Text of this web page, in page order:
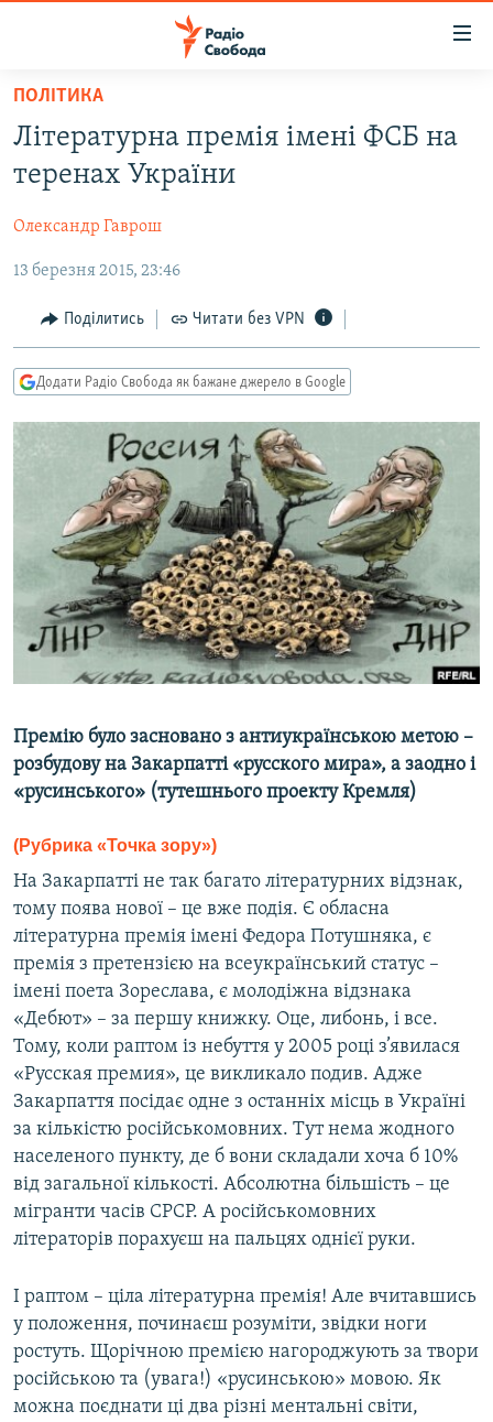
Перейти
основного
матеріалу
Перейти
до
навігації
Перейти
пошуку
ВСЕ ЗА ДОБУ
СТАТТІ
ПОЛІТИКА
ЕКОНОМІКА
СУСПІЛЬСТВО
СПОРТ
ВІЙНА
РОСІЙСЬКА «ФІЛЬТРАЦІЯ»
ДОНБАС.РЕАЛІЇ
КРИМ.РЕАЛІЇ
ТИ ЯК?
КИТАЙ.ВИКЛИКИ
МУЛЬТИМЕДІА
ФОТО
СПЕЦПРОЄКТИ
ПОДКАСТИ
УКР
КТАТ
ДОЛУЧАЙСЯ!
Усі сайти RFE/RL
ПОЛІТИКА
Літературна премія імені ФСБ на
теренах України
Олександр Гаврош
13 березня 2015, 23:46
Поділитись Читати без VPN
Додати Радіо Свобода як бажане джерело в Google
Премію було засновано з антиукраїнською метою –
розбудову на Закарпатті «русского мира», а заодно і
«русинського» (тутешнього проекту Кремля)
(Рубрика «Точка зору»)
На Закарпатті не так багато літературних відзнак,
тому поява нової – це вже подія. Є обласна
літературна премія імені Федора Потушняка, є
премія з претензією на всеукраїнський статус –
імені поета Зореслава, є молодіжна відзнака
«Дебют» – за першу книжку. Оце, либонь, і все.
Тому, коли раптом із небуття у 2005 році з’явилася
«Русская премия», це викликало подив. Адже
Закарпаття посідає одне з останніх місць в Україні
за кількістю російськомовних. Тут нема жодного
населеного пункту, де б вони складали хоча б 10%
від загальної кількості. Абсолютна більшість – це
мігранти часів СРСР. А російськомовних
літераторів порахуєш на пальцях однієї руки.
І раптом – ціла літературна премія! Але вчитавшись
у положення, починаєш розуміти, звідки ноги
ростуть. Щорічною премією нагороджують за твори
російською та (увага!) «русинською» мовою. Як
можна поєднати ці два різні ментальні світи,